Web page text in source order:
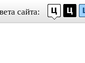
сайта: